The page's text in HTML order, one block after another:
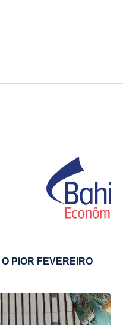
PIOR FEVEREIRO